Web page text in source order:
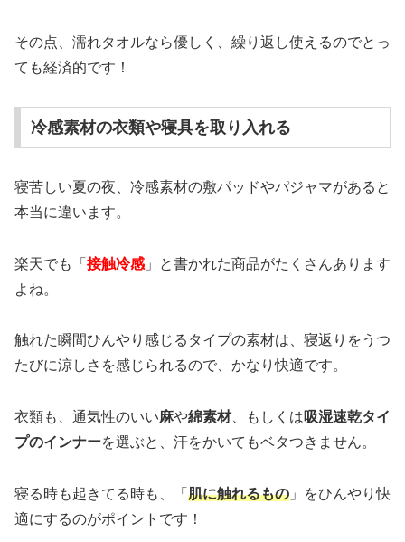
その点、濡れタオルなら優しく、繰り返し使えるのでとっ
ても経済的です！
冷感素材の衣類や寝具を取り入れる
寝苦しい夏の夜、冷感素材の敷パッドやパジャマがあると
本当に違います。
楽天でも「 接触冷感 」と書かれた商品がたくさんあります
よね。
触れた瞬間ひんやり感じるタイプの素材は、寝返りをうつ
たびに涼しさを感じられるので、かなり快適です。
衣類も、通気性のいい麻や綿素材、もしくは吸湿速乾タイ
プのインナーを選ぶと、汗をかいてもベタつきません。
寝る時も起きてる時も、「 肌に触れるもの 」をひんやり快
適にするのがポイントです！